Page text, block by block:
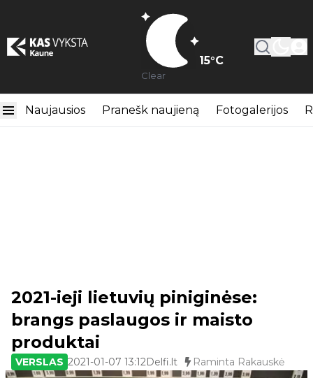
15°C
Clear
Naujausios Pranešk naujieną Fotogalerijos
2021-ieji lietuvių piniginėse:
brangs paslaugos ir maisto
produktai
VERSLAS 2021-01-07 13:12Delfi.lt Raminta Rakauskė